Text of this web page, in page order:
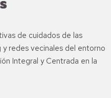
de cuidados de las
y redes vecinales del entorno
Integral y Centrada en la